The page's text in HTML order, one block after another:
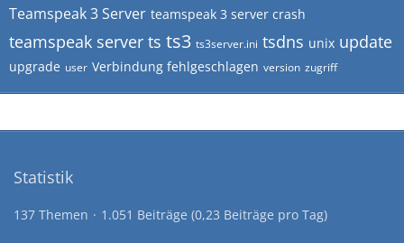
Teamspeak 3 Server teamspeak 3 server crash
teamspeak server ts ts3 ts3server.ini tsdns unix update
upgrade user Verbindung fehlgeschlagen version zugriff
Statistik
137 Themen 1.051 Beiträge (0,23 Beiträge pro Tag)